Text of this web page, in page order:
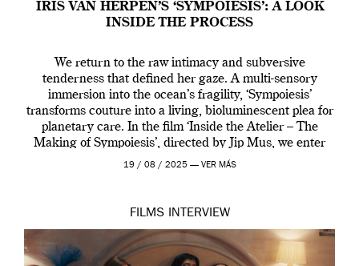
IRIS VAN HERPEN’S ‘SYMPOIESIS’: A LOOK
INSIDE THE PROCESS
We return to the raw intimacy and subversive
tenderness that defined her gaze. A multi-sensory
immersion into the ocean’s fragility, ‘Sympoiesis’
transforms couture into a living, bioluminescent plea for
planetary care. In the film ‘Inside the Atelier – The
Making of Sympoiesis’, directed by Jip Mus, we enter
the sacred space where Iris van Herpen’s […]
19 / 08 / 2025 — VER MÁS
FILMS INTERVIEW